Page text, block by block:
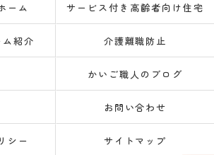
ーム サービス付き高齢者向け住宅
紹介 介護離職防止
かいご職人のブログ
お問い合わせ
シー サイトマップ